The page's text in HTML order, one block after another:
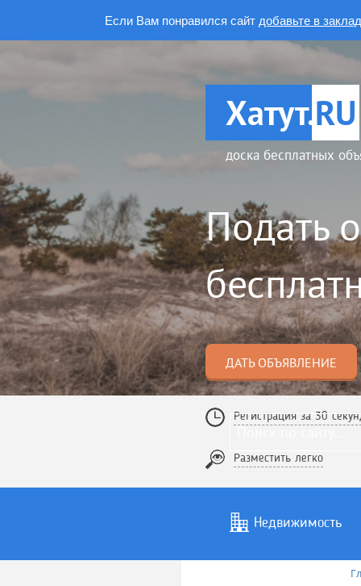
Если Вам понравился сайт добавьте в
Хатут.RU
доска бесплатных
Подать
ДАТЬ ОБЪЯВЛЕНИЕ
Регистрация за 30
Разместить легко
Недвижимость